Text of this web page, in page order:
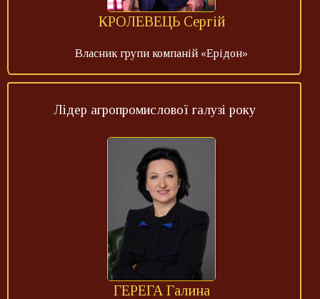
КРОЛЕВЕЦЬ Сергій
Власник групи компаній «Ерідон»
Лідер агропромислової галузі року
ГЕРЕГА Галина